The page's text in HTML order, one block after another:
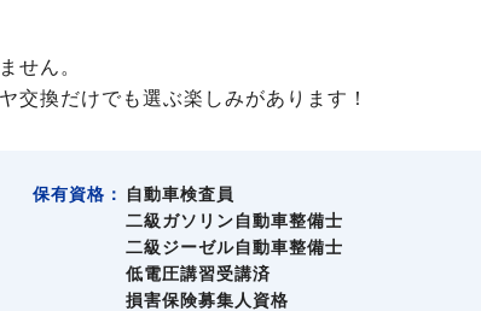
せん。
交換だけでも選ぶ楽しみがあります！
保有資格：
自動車検査員
二級ガソリン自動車整備士
二級ジーゼル自動車整備士
低電圧講習受講済
損害保険募集人資格